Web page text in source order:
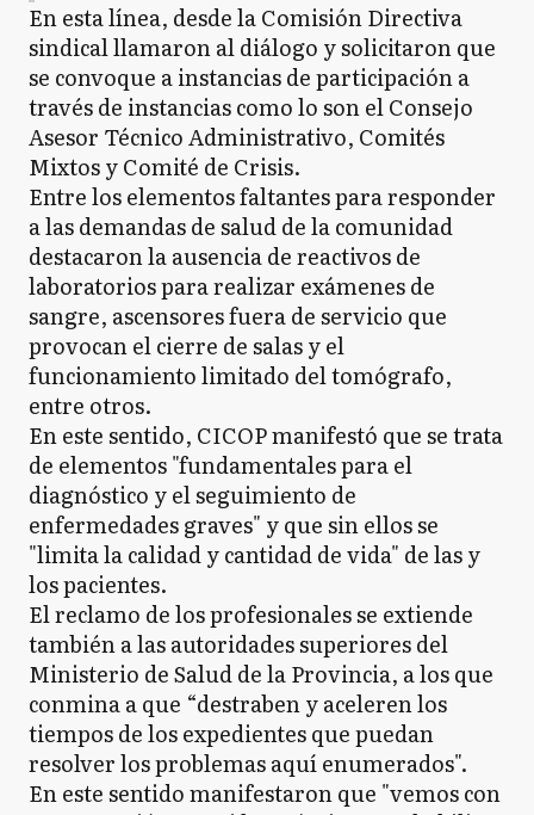
En esta línea, desde la Comisión Directiva
sindical llamaron al diálogo y solicitaron que
se convoque a instancias de participación a
través de instancias como lo son el Consejo
Asesor Técnico Administrativo, Comités
Mixtos y Comité de Crisis.
Entre los elementos faltantes para responder
a las demandas de salud de la comunidad
destacaron la ausencia de reactivos de
laboratorios para realizar exámenes de
sangre, ascensores fuera de servicio que
provocan el cierre de salas y el
funcionamiento limitado del tomógrafo,
entre otros.
En este sentido, CICOP manifestó que se trata
de elementos "fundamentales para el
diagnóstico y el seguimiento de
enfermedades graves" y que sin ellos se
"limita la calidad y cantidad de vida" de las y
los pacientes.
El reclamo de los profesionales se extiende
también a las autoridades superiores del
Ministerio de Salud de la Provincia, a los que
conmina a que “destraben y aceleren los
tiempos de los expedientes que puedan
resolver los problemas aquí enumerados".
En este sentido manifestaron que "vemos con